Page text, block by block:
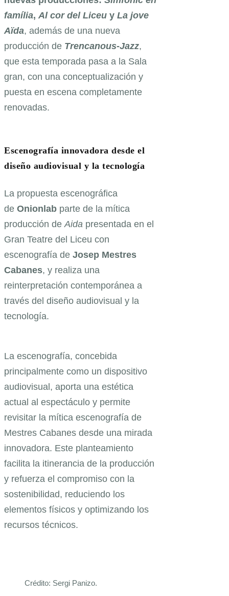
família, Al cor del Liceu y La jove
Aïda, además de una nueva
producción de Trencanous-Jazz,
que esta temporada pasa a la Sala
gran, con una conceptualización y
puesta en escena completamente
renovadas.
Escenografía innovadora desde el
diseño audiovisual y la tecnología
La propuesta escenográfica
de Onionlab parte de la mítica
producción deAida presentada en el
Gran Teatre del Liceu con
escenografía de Josep Mestres
Cabanes, y realiza una
reinterpretación contemporánea a
través del diseño audiovisual y la
tecnología.
La escenografía, concebida
principalmente como un dispositivo
audiovisual, aporta una estética
actual al espectáculo y permite
revisitar la mítica escenografía de
Mestres Cabanes desde una mirada
innovadora. Este planteamiento
facilita la itinerancia de la producción
y refuerza el compromiso con la
sostenibilidad, reduciendo los
elementos físicos y optimizando los
recursos técnicos.
Crédito: Sergi Panizo.